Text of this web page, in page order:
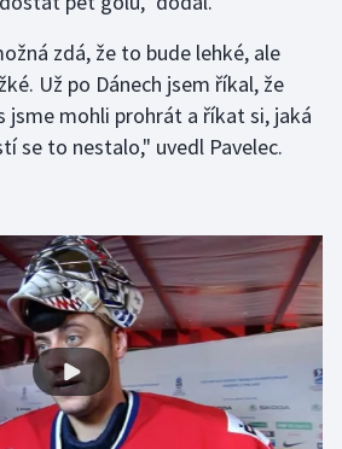
zdá, že to bude lehké, ale
Už po Dánech jsem říkal, že
jsme mohli prohrát a říkat si, jaká
se to nestalo," uvedl Pavelec.